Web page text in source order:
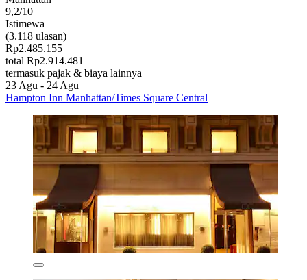
9,2/10
Istimewa
(3.118 ulasan)
Rp2.485.155
total Rp2.914.481
termasuk pajak & biaya lainnya
23 Agu - 24 Agu
Hampton Inn Manhattan/Times Square Central